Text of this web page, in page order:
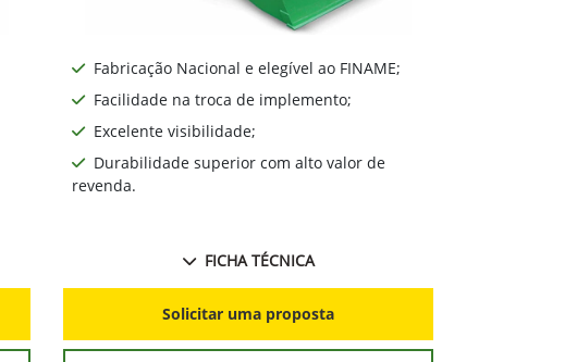
Fabricação Nacional e elegível ao FINAME;
Facilidade na troca de implemento;
Excelente visibilidade;
Durabilidade superior com alto valor de
revenda.
FICHA TÉCNICA
Solicitar uma proposta